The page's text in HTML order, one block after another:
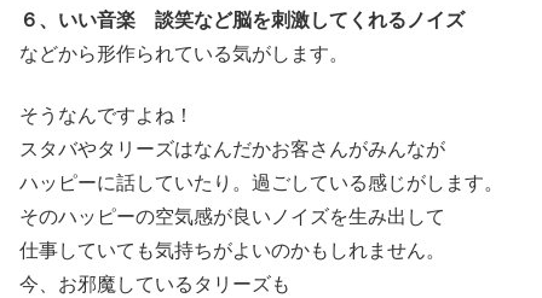
６、いい音楽 談笑など脳を刺激してくれるノイズ
などから形作られている気がします。
そうなんですよね！
スタバやタリーズはなんだかお客さんがみんなが
ハッピーに話していたり。過ごしている感じがします。
そのハッピーの空気感が良いノイズを生み出して
仕事していても気持ちがよいのかもしれません。
今、お邪魔しているタリーズも